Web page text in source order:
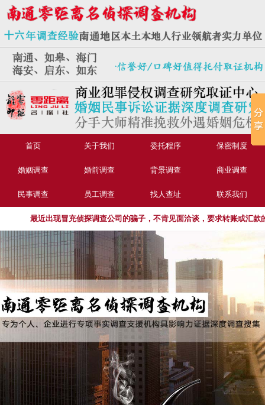
首页 关于我们 委托程序 保密制度
婚姻调查 婚前调查 背景调查 商业调查
民事调查 员工调查 找人查址 联系我们
最近出现冒充侦探调查公司的骗子，不肯见面洽谈，要求转账或汇款的